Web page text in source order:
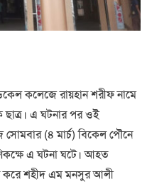
কলেজে রায়হান শরীফ নামে
এ ঘটনার পর ওই
(৪ মার্চ) বিকেল পৌনে
এ ঘটনা ঘটে। আহত
করে শহীদ এম মনসুর আলী